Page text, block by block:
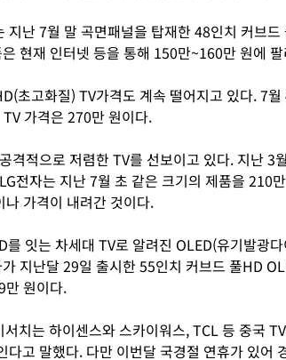
지난 7월 말 곡면패널을 탑재한 48인치 커브
현재 인터넷 등을 통해 150만~160만 원에
초고화질) TV가격도 계속 떨어지고 있다. 7
가격은 270만 원이다.
격적으로 저렴한 TV를 선보이고 있다. 지난 3
전자는 지난 7월 초 같은 크기의 제품을 210
나 가격이 내려간 것이다.
를 잇는 차세대 TV로 알려진 OLED(유기발광
지난달 29일 출시한 55인치 커브드 풀HD
만 원이다.
서치는 하이센스와 스카이워스, TCL 등 중국
다고 말했다. 다만 이번달 국경절 연휴가 있어